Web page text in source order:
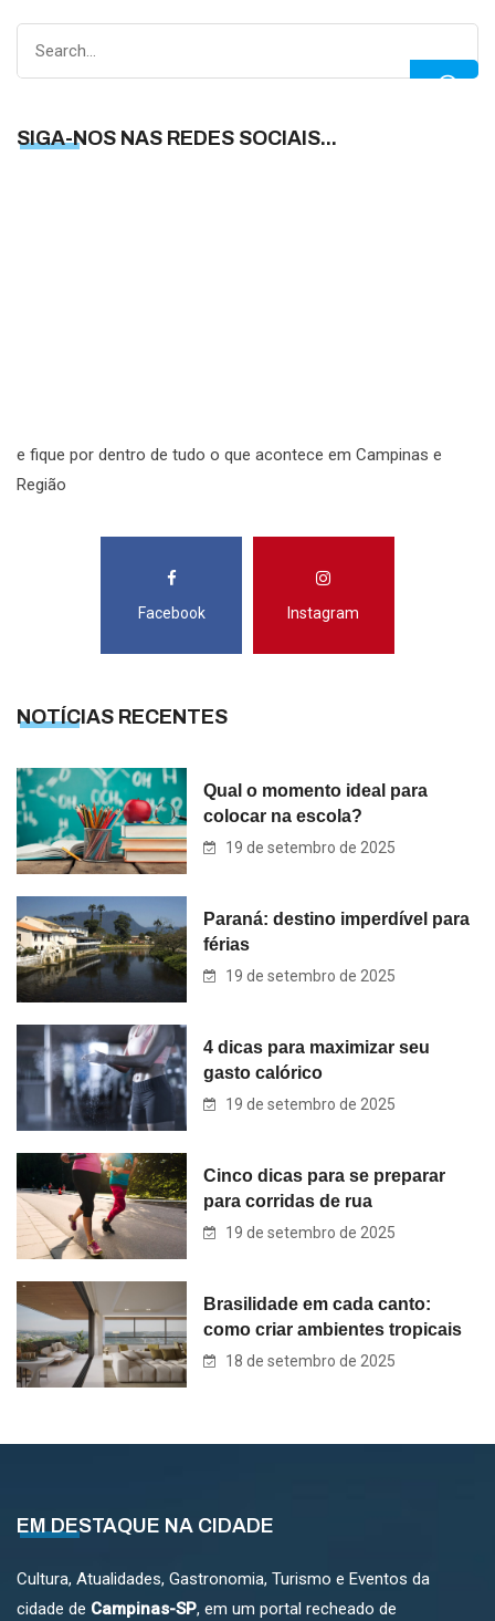
SIGA-NOS NAS REDES SOCIAIS...
e fique por dentro de tudo o que acontece em Campinas e
Região
Facebook Instagram
NOTÍCIAS RECENTES
Qual o momento ideal para
colocar na escola?
19 de setembro de 2025
Paraná: destino imperdível para
férias
19 de setembro de 2025
4 dicas para maximizar seu
gasto calórico
19 de setembro de 2025
Cinco dicas para se preparar
para corridas de rua
19 de setembro de 2025
Brasilidade em cada canto:
como criar ambientes tropicais
18 de setembro de 2025
EM DESTAQUE NA CIDADE
Cultura, Atualidades, Gastronomia, Turismo e Eventos da
cidade de Campinas-SP, em um portal recheado de